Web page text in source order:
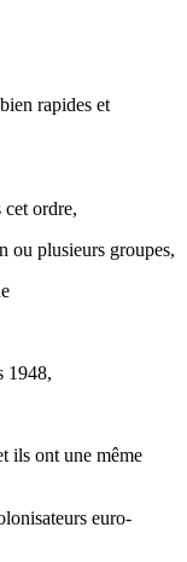
rapides et
cet ordre,
ou plusieurs groupes,
1948,
ils ont une même
euro-